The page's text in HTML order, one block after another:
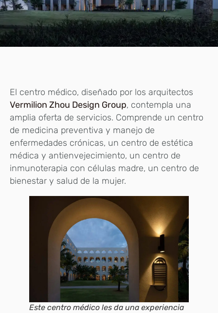
El centro médico, diseñado por los arquitectos
Vermilion Zhou Design Group, contempla una
amplia oferta de servicios. Comprende un centro
de medicina preventiva y manejo de
enfermedades crónicas, un centro de estética
médica y antienvejecimiento, un centro de
inmunoterapia con células madre, un centro de
bienestar y salud de la mujer.
Este centro médico les da una experiencia